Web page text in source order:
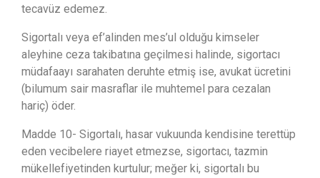
tecavüz edemez.
Sigortalı veya ef’alinden mes’ul olduğu kimseler
aleyhine ceza takibatına geçilmesi halinde, sigortacı
müdafaayı sarahaten deruhte etmiş ise, avukat ücretini
(bilumum sair masraflar ile muhtemel para cezalan
hariç) öder.
Madde 10- Sigortalı, hasar vukuunda kendisine terettüp
eden vecibelere riayet etmezse, sigortacı, tazmin
mükellefiyetinden kurtulur; meğer ki, sigortalı bu